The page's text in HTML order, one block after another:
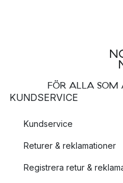
FÖR ALLA SOM
KUNDSERVICE
Kundservice
Returer & reklamationer
Registrera retur &